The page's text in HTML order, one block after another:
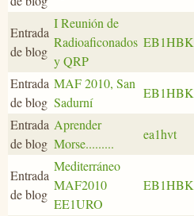
Entrada
de blog
I Reunión de
Radioaficonados
y QRP
EB1HBK
Entrada
de blog
MAF 2010, San
Sadurní
EB1HBK
Entrada
de blog
Aprender
Morse.........
ea1hvt
Entrada
de blog
Mediterráneo
MAF2010
EE1URO
EB1HBK